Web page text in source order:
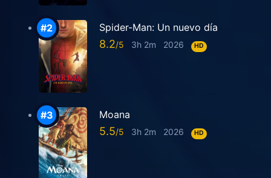
Spider-Man: Un nuevo día
8.2 3h 2m 2026 HD
Moana
5.5 3h 2m 2026 HD